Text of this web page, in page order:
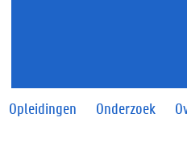
Opleidingen Onderzoek